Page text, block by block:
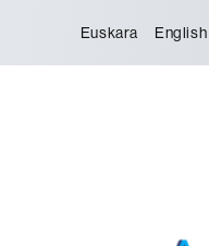
Euskara English